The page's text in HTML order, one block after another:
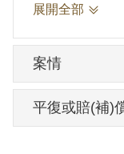
委員。
論》。
會」，全
展開全部
案情
平復或賠(補)